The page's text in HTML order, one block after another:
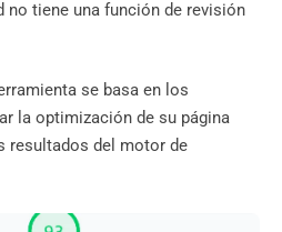
​​​​no tiene una función de revisión
se basa en los
la optimización de su página
resultados del motor de